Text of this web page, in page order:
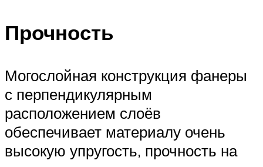
Прочность
Могослойная конструкция фанеры
с перпендикулярным
расположением слоёв
обеспечивает материалу очень
высокую упругость, прочность на